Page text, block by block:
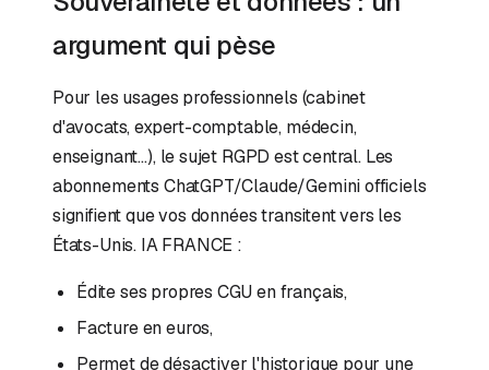
argument qui pèse
Pour les usages professionnels (cabinet
d'avocats, expert-comptable, médecin,
enseignant…), le sujet RGPD est central. Les
abonnements ChatGPT/Claude/Gemini officiels
signifient que vos données transitent vers les
États-Unis. IA FRANCE :
Édite ses propres CGU en français,
Facture en euros,
Permet de désactiver l'historique pour une